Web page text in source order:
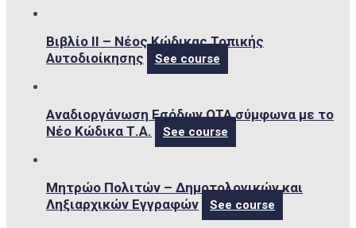
Βιβλίο ΙΙ – Νέος Κώδικας Τοπικής
Αυτοδιοίκησης
See course
Αναδιοργάνωση Εσόδων ΟΤΑ σύμφωνα με το
Νέο Κώδικα Τ.Α.
See course
Μητρώο Πολιτών – Δημοτολογικών και
Ληξιαρχικών Εγγραφών
See course